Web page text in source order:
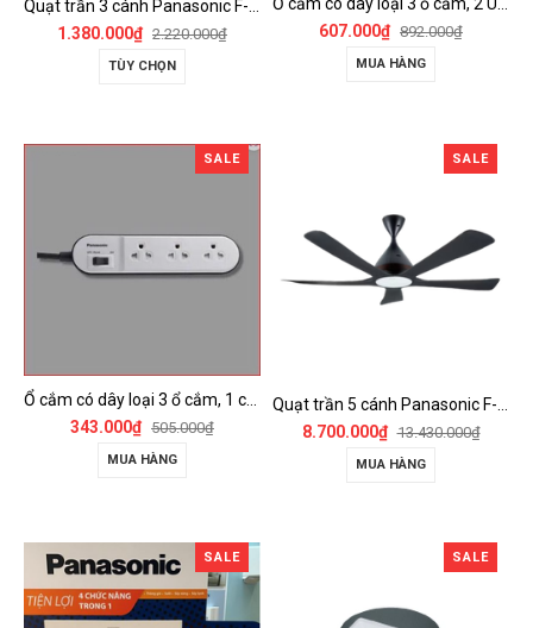
Quạt trần 3 cánh Panasonic F-60FV2
1.380.000₫ 2.220.000₫
TÙY CHỌN
607.000₫ 892.000₫
MUA HÀNG
SALE
343.000₫ 505.000₫
MUA HÀNG
SALE
Quạt trần 5 cánh Panasonic F-60DGN có đèn LED và kết nối Wireless
8.700.000₫ 13.430.000₫
MUA HÀNG
SALE SALE